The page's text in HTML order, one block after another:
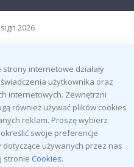
2026
internetowe działały
użytkownika oraz
internetowych. Zewnętrzni
również używać plików cookies
reklam. Proszę wybierz
swoje preferencje
dotyczące używanych przez nas
stronie Cookies.